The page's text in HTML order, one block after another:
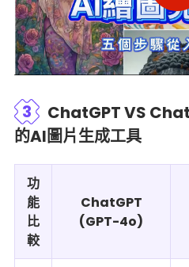
3
ChatGPT VS
的AI圖片生成工具
功
能
比
較
ChatGPT
(GPT-4o)